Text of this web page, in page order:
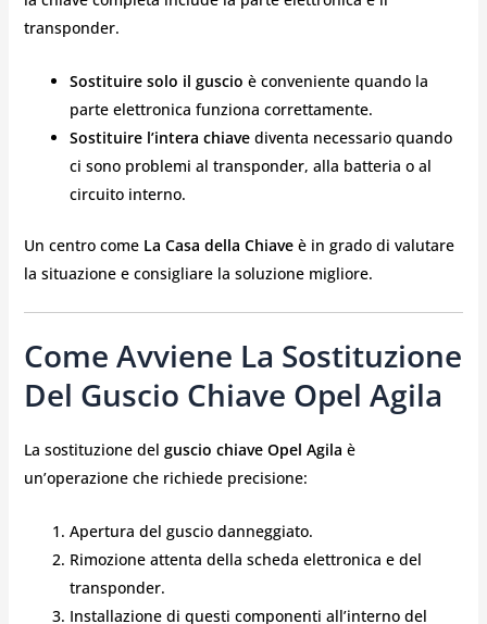
transponder.
Sostituire solo il guscio è conveniente quando la
parte elettronica funziona correttamente.
Sostituire l’intera chiavediventa necessario quando
ci sono problemi al transponder, alla batteria o al
circuito interno.
Un centro come La Casa della Chiaveè in grado di valutare
la situazione e consigliare la soluzione migliore.
Come Avviene La Sostituzione
Del Guscio Chiave Opel Agila
La sostituzione del guscio chiave Opel Agila è
un’operazione che richiede precisione:
Apertura del guscio danneggiato.
Rimozione attenta della scheda elettronica e del
transponder.
Installazione di questi componenti all’interno del